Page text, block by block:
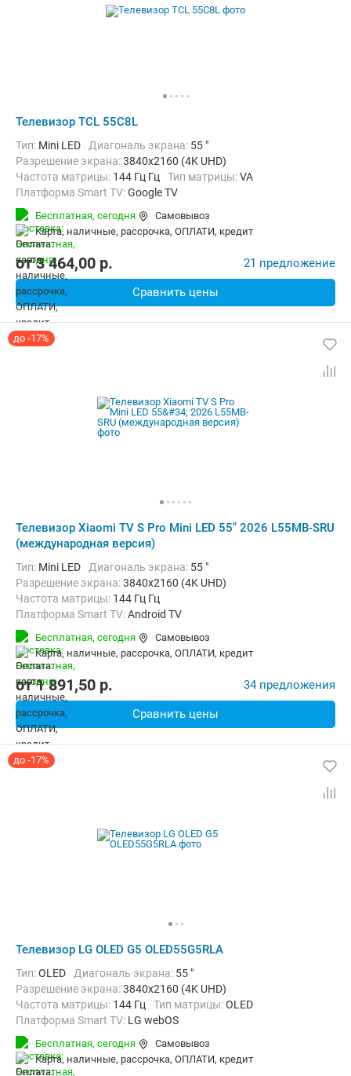
Телевизор TCL 55C8L
Тип: Mini LED Диагональ экрана: 55 "
Разрешение экрана:3840x2160 (4K UHD)
Частота матрицы: 144 Гц Гц Тип матрицы:VA
Платформа Smart TV:Google TV
Беспроводные интерфейсы:
Бесплатная, сегодня
Самовывоз
карта, наличные, рассрочка, ОПЛАТИ, кредит
от3 464,00 p. 21 предложение
Сравнить цены
до -17%
Телевизор Xiaomi TV S Pro Mini LED 55" 2026 L55MB-SRU
(международная версия)
Тип: Mini LED Диагональ экрана: 55 "
Разрешение экрана:3840x2160 (4K UHD)
Частота матрицы: 144 Гц Гц
Платформа Smart TV:Android TV
Беспроводные интерфейсы:
Бесплатная, сегодня
Самовывоз
карта, наличные, рассрочка, ОПЛАТИ, кредит
от1 891,50 p. 34 предложения
Сравнить цены
до -17%
Телевизор LG OLED G5 OLED55G5RLA
Тип:OLED Диагональ экрана: 55 "
Разрешение экрана:3840x2160 (4K UHD)
Частота матрицы: 144 Гц Тип матрицы:OLED
Платформа Smart TV: LG webOS
Беспроводные интерфейсы:
Бесплатная, сегодня
Самовывоз
карта, наличные, рассрочка, ОПЛАТИ, кредит